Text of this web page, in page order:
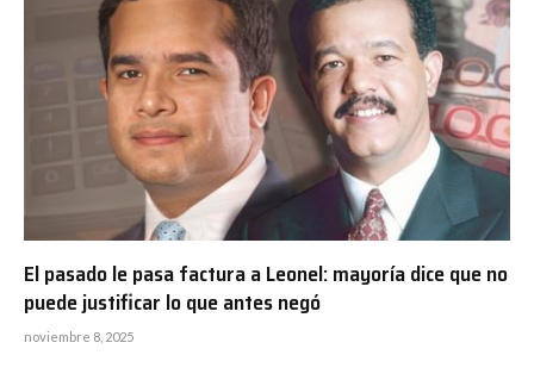
El pasado le pasa factura a Leonel: mayoría dice que no
puede justificar lo que antes negó
noviembre 8, 2025